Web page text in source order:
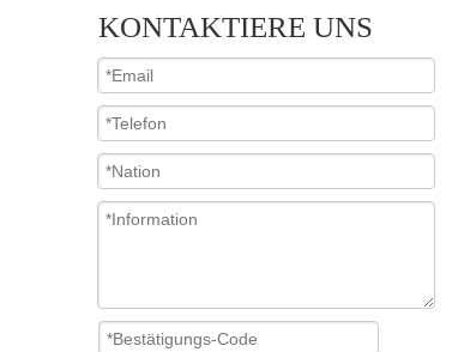
KONTAKTIERE UNS